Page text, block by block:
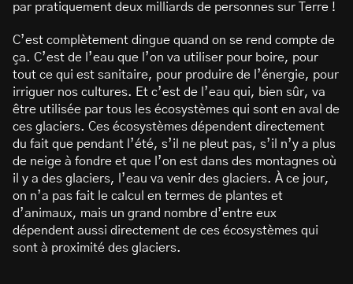
par pratiquement deux milliards de personnes sur Terre !
C’est complètement dingue quand on se rend compte de
ça. C’est de l’eau que l’on va utiliser pour boire, pour
tout ce qui est sanitaire, pour produire de l’énergie, pour
irriguer nos cultures. Et c’est de l’eau qui, bien sûr, va
être utilisée par tous les écosystèmes qui sont en aval de
ces glaciers. Ces écosystèmes dépendent directement
du fait que pendant l’été, s’il ne pleut pas, s’il n’y a plus
de neige à fondre et que l’on est dans des montagnes où
il y a des glaciers, l’eau va venir des glaciers. À ce jour,
on n’a pas fait le calcul en termes de plantes et
d’animaux, mais un grand nombre d’entre eux
dépendent aussi directement de ces écosystèmes qui
sont à proximité des glaciers.